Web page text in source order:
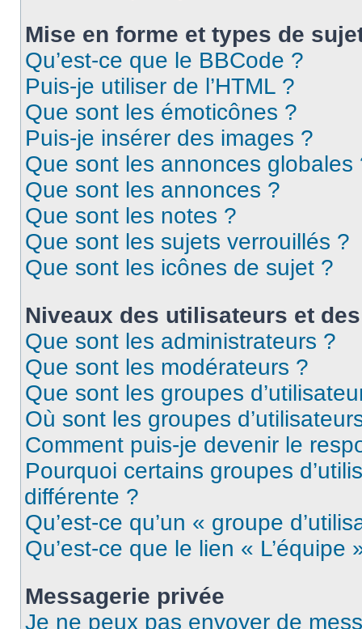
Mise en forme et types de
Qu’est-ce que le BBCode ?
Puis-je utiliser de l’HTML ?
Que sont les émoticônes ?
Puis-je insérer des images ?
Que sont les annonces globales
Que sont les annonces ?
Que sont les notes ?
Que sont les sujets verrouillés ?
Que sont les icônes de sujet ?
Niveaux des utilisateurs et
Que sont les administrateurs ?
Que sont les modérateurs ?
Que sont les groupes
Où sont les groupes
Comment puis-je devenir le
Pourquoi certains groupes
différente ?
Qu’est-ce qu’un « groupe
Qu’est-ce que le lien « L’équipe
Messagerie privée
Je ne peux pas envoyer de